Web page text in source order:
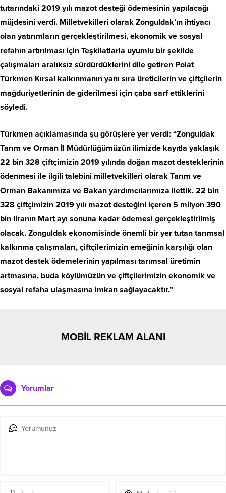
tutarındaki 2019 yılı mazot desteği ödemesinin yapılacağı
müjdesini verdi. Milletvekilleri olarak Zonguldak’ın ihtiyacı
olan yatırımların gerçekleştirilmesi, ekonomik ve sosyal
refahın artırılması için Teşkilatlarla uyumlu bir şekilde
çalışmaları aralıksız sürdürdüklerini dile getiren Polat
Türkmen Kırsal kalkınmanın yanı sıra üreticilerin ve çiftçilerin
mağduriyetlerinin de giderilmesi için çaba sarf ettiklerini
söyledi.
Türkmen açıklamasında şu görüşlere yer verdi: “Zonguldak
Tarım ve Orman İl Müdürlüğümüzün ilimizde kayıtla yaklaşık
22 bin 328 çiftçimizin 2019 yılında doğan mazot desteklerinin
ödenmesi ile ilgili talebini milletvekilleri olarak Tarım ve
Orman Bakanımıza ve Bakan yardımcılarımıza ilettik. 22 bin
328 çiftçimizin 2019 yılı mazot desteğini içeren 5 milyon 390
bin liranın Mart ayı sonuna kadar ödemesi gerçekleştirilmiş
olacak. Zonguldak ekonomisinde önemli bir yer tutan tarımsal
kalkınma çalışmaları, çiftçilerimizin emeğinin karşılığı olan
mazot destek ödemelerinin yapılması tarımsal üretimin
artmasına, buda köylümüzün ve çiftçilerimizin ekonomik ve
sosyal refaha ulaşmasına imkan sağlayacaktır.”
MOBİL REKLAM ALANI
Yorumlar